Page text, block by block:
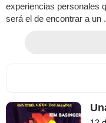
experiencias personales
será el de encontrar a un